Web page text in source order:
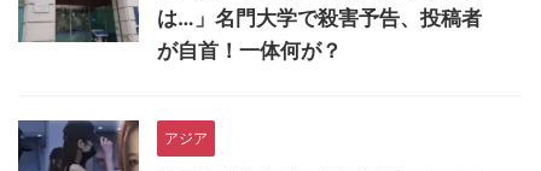
は…」名門大学で殺害予告、投稿者
が自首！一体何が？
アジア